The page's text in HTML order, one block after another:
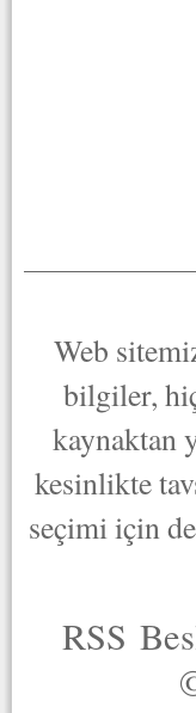
Web
bilgiler,
kaynaktan
kesinlikte
seçimi için
RSS